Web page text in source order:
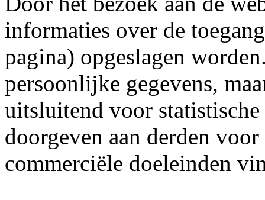
informaties over de
pagina) opgeslagen
persoonlijke gegevens,
uitsluitend voor
doorgeven aan derden
commerciële doeleinden